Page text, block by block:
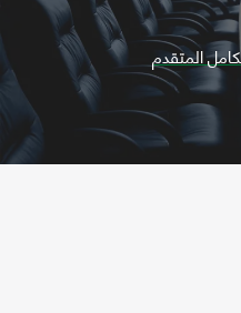
المتقدم